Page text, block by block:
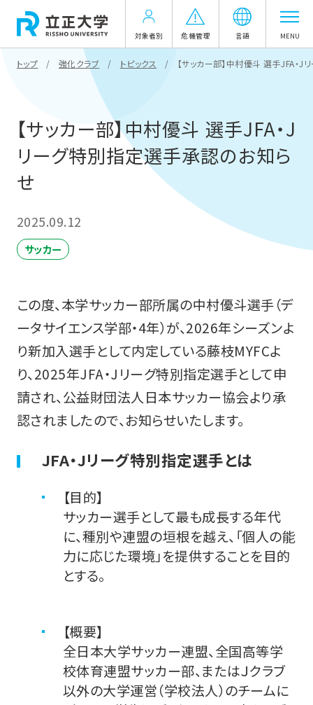
対象者別 危機管理 言語 MENU
トップ 強化クラブ トピックス 【サッカー部】中村優斗 選手JFA・
【サッカー部】中村優斗 選手JFA・J
リーグ特別指定選手承認のお知ら
せ
2025.09.12
サッカー
この度、本学サッカー部所属の中村優斗選手（デ
ータサイエンス学部・4年）が、2026年シーズンよ
り新加入選手として内定している藤枝MYFCよ
り、2025年JFA・Jリーグ特別指定選手として申
請され、公益財団法人日本サッカー協会より承
認されましたので、お知らせいたします。
JFA・Jリーグ特別指定選手とは
【目的】
サッカー選手として最も成長する年代
に、種別や連盟の垣根を越え、「個人の能
力に応じた環境」を提供することを目的
とする。
【概要】
全日本大学サッカー連盟、全国高等学
校体育連盟サッカー部、またはＪクラブ
以外の大学運営（学校法人）のチームに